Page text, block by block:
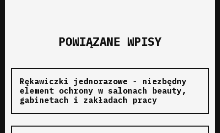
POWIĄZANE WPISY
Rękawiczki jednorazowe - niezbędny
element ochrony w salonach beauty,
gabinetach i zakładach pracy